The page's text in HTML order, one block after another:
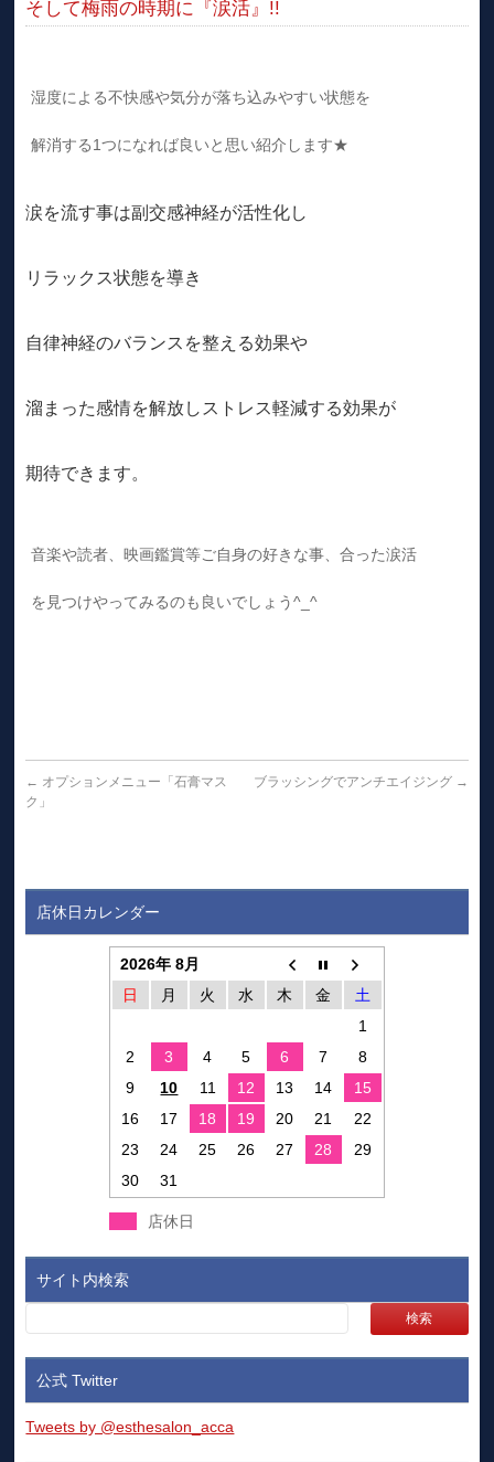
そして梅雨の時期に『涙活』!!
湿度による不快感や気分が落ち込みやすい状態を
解消する1つになれば良いと思い紹介します★
涙を流す事は副交感神経が活性化し
リラックス状態を導き
自律神経のバランスを整える効果や
溜まった感情を解放しストレス軽減する効果が
期待できます。
音楽や読者、映画鑑賞等ご自身の好きな事、合った涙活
を見つけやってみるのも良いでしょう^⁠_⁠^
← オプションメニュー「石膏マス
ク」
ブラッシングでアンチエイジング →
店休日カレンダー
2026年 8月
日
月 火 水 木 金
土
1
2
3 4 5 6 7
8
9
10 11 12 13 14
15
16
17 18 19 20 21
22
23
24 25 26 27 28
29
30
31
店休日
サイト内検索
公式 Twitter
Tweets by @esthesalon_acca